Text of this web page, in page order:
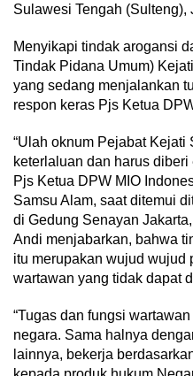
Sulawesi Tengah (Sulteng),
Menyikapi tindak arogansi
Tindak Pidana Umum)
yang sedang menjalankan
respon keras Pjs Ketua
“Ulah oknum Pejabat Kejati
keterlaluan dan harus diberi
Pjs Ketua DPW MIO
Samsu Alam, saat ditemui
di Gedung Senayan
Andi menjabarkan, bahwa
itu merupakan wujud wujud
wartawan yang tidak dapat
“Tugas dan fungsi
negara. Sama halnya
lainnya, bekerja